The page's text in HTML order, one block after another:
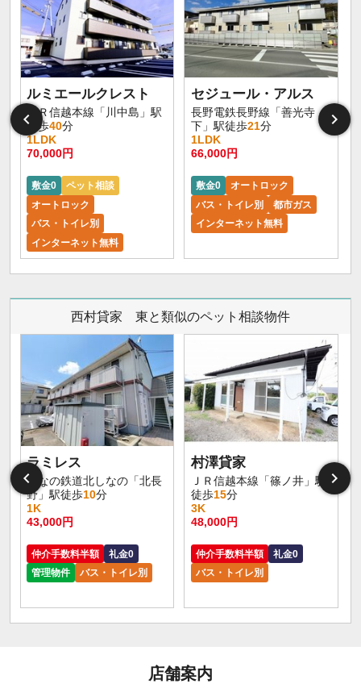
ルミエールクレスト
ＪＲ信越本線「川中島」駅
徒歩40分
1LDK
70,000円
敷金0
ペット相談
オートロック
バス・トイレ別
インターネット無料
セジュール・アルス
長野電鉄長野線「善光寺
下」駅徒歩21分
1LDK
66,000円
敷金0
オートロック
バス・トイレ別
都市ガス
インターネット無料
西村貸家 東と類似のペット相談物件
ラミレス
しなの鉄道北しなの「北長
野」駅徒歩10分
1K
43,000円
仲介手数料半額
礼金0
管理物件
バス・トイレ別
村澤貸家
ＪＲ信越本線「篠ノ井」駅
徒歩15分
3K
48,000円
仲介手数料半額
礼金0
バス・トイレ別
店舗案内